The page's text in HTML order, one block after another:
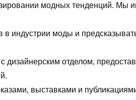
модных тенденций. Мы
в индустрии моды и
дизайнерским отделом,
выставками и